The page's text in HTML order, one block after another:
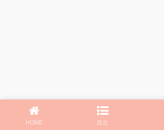
HOME 目次